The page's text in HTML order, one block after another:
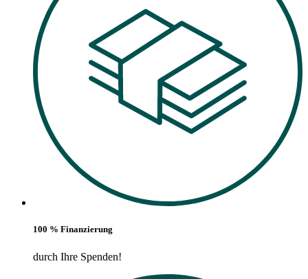
100 % Finanzierung
durch Ihre Spenden!